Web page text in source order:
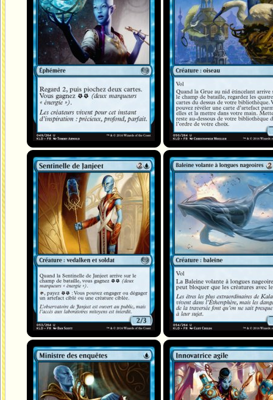
Sentinelle de Janjeet Baleine volante à longues
Ministre des enquêtes Innovatrice agile